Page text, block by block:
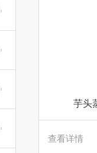
芋头
查看详情